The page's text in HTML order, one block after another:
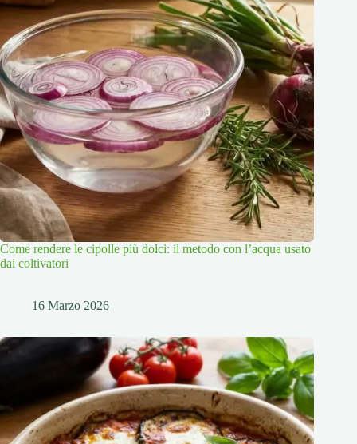
Come rendere le cipolle più dolci: il metodo con l’acqua usato
dai coltivatori
16 Marzo 2026